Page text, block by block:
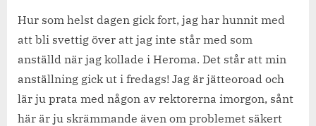
Hur som helst dagen gick fort, jag har hunnit med
att bli svettig över att jag inte står med som
anställd när jag kollade i Heroma. Det står att min
anställning gick ut i fredags! Jag är jätteoroad och
lär ju prata med någon av rektorerna imorgon, sånt
här är ju skrämmande även om problemet säkert